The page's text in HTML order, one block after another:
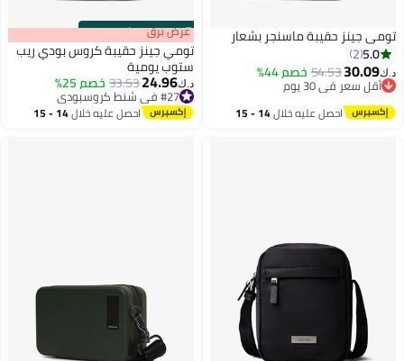
تومي جينز حقيبة ماسنجر بشعار
5.0
2
د.ك‏30.09
54.53خصم 44%
أقل سعر في 30 يوم
أقل سعر في 30 يوم
احصل عليه خلال 14 - 15
00m:00s
·باقي 100% عرض برق
تومي جينز حقيبة كروس بودي ريب
ستوب يومية
د.ك‏24.96
33.53خصم 25%
#27 في شنط كروسبودي
#27 في شنط كروسبودي احصل عليه خلال 14 - 15